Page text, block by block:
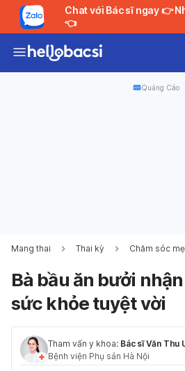
Chat với Bác sĩ ngay 👉 Nhận tư vấn MIỄN PHÍ
👈
Quảng Cáo
Mang thai Thai kỳ Chăm sóc
Bà bầu ăn bưởi
sức khỏe tuyệt vời
Tham vấn y khoa: Bác sĩ Văn Thu
Bệnh viện Phụ sản Hà Nội